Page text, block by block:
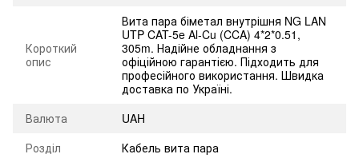
Короткий
опис
Вита пара біметал внутрішня NG LAN
UTP CAT-5e Al-Cu (CCA) 4*2*0.51,
305m. Надійне обладнання з
офіційною гарантією. Підходить для
професійного використання. Швидка
доставка по Україні.
Валюта
UAH
Розділ
Кабель вита пара